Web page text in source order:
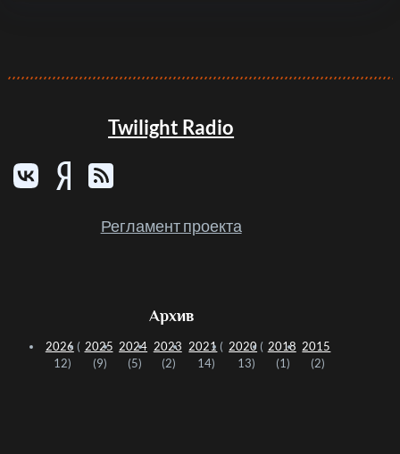
Twilight Radio
Регламент проекта
Архив
2026 (
12)
2025
(9)
2024
(5)
2023
(2)
2021 (
14)
2020 (
13)
2018
(1)
2015
(2)